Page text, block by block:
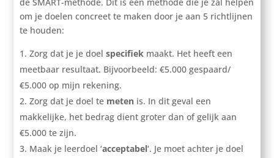
om je doelen concreet te maken door je aan 5 richtlijnen
te houden:
Zorg dat je je doelspecifiek maakt. Het heeft een
meetbaar resultaat. Bijvoorbeeld: €5.000 gespaard/
€5.000 op mijn rekening.
Zorg dat je doel te meten is. In dit geval een
makkelijke, het bedrag dient groter dan of gelijk aan
€5.000 te zijn.
Maak je leerdoel ‘acceptabel‘. Je moet achter je doel